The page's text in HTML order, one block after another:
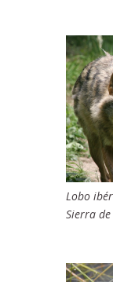
Lobo
Sierra